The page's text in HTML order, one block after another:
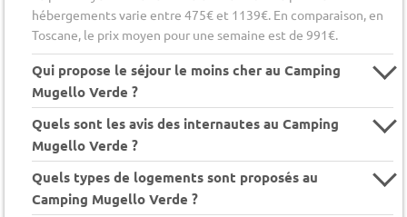
hébergements varie entre 475€ et 1139€. En comparaison, en
Toscane, le prix moyen pour une semaine est de 991€.
Qui propose le séjour le moins cher au Camping
Mugello Verde ?
Quels sont les avis des internautes au Camping
Mugello Verde ?
Quels types de logements sont proposés au
Camping Mugello Verde ?